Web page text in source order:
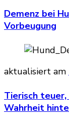
Demenz bei
Vorbeugung
aktualisiert am
Tierisch
Wahrheit